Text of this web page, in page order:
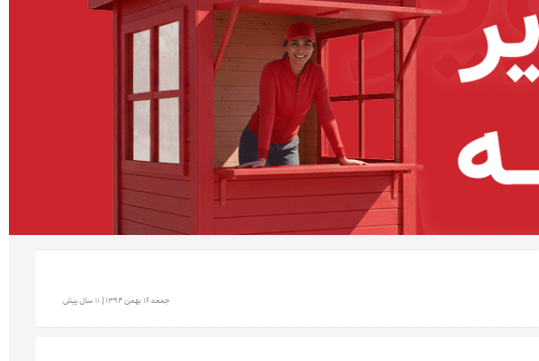
جمعه 16 بهمن 1394 | 11 سال پیش